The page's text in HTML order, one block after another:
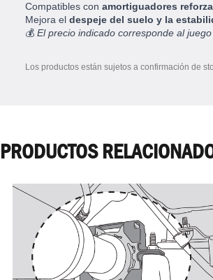
Compatibles con amortiguadores
Mejora el despeje del suelo y la
💰 El precio indicado corresponde al
Los productos están sujetos a confirmación de
PRODUCTOS